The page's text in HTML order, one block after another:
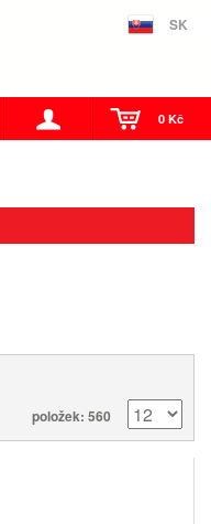
SK
0 Kč
položek: 560